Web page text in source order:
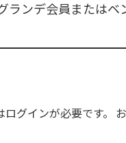
ランデ会員または
グインが必要です。